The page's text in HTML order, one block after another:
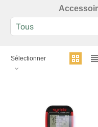
Sélectionner